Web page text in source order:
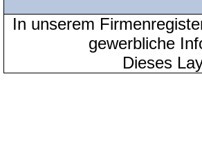
In unserem
gewerbliche
Dieses